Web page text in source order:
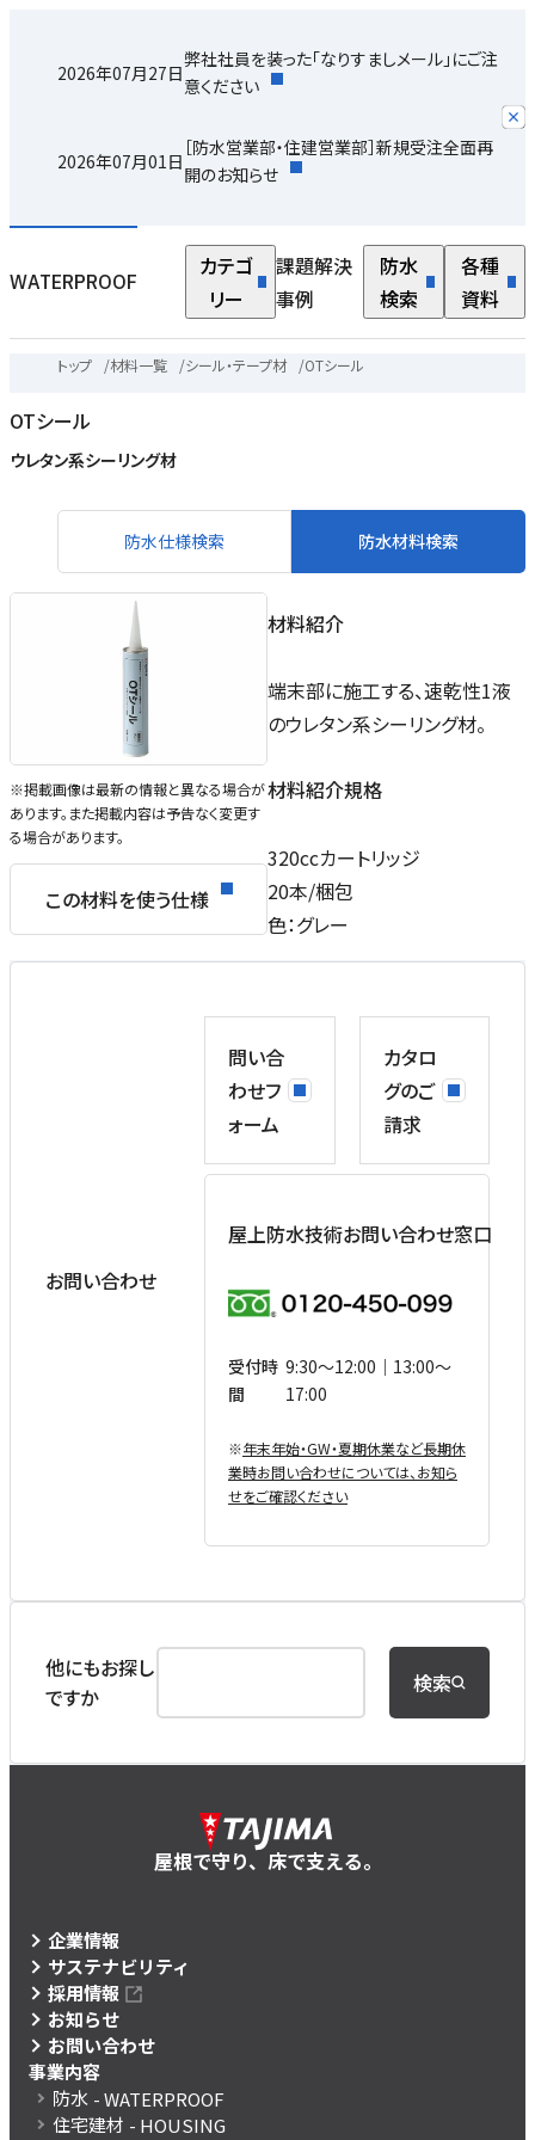
2026年07月27日
弊社社員を装った「なりすましメール」にご注
意ください
2026年07月01日
［防水営業部・住建営業部］新規受注全面再
開のお知らせ
WATERPROOF
カテゴ
リー
課題解決
事例
防水
検索
各種
資料
トップ /材料一覧 /シール・テープ材 /OTシール
OTシール
ウレタン系シーリング材
防水仕様検索 防水材料検索
※掲載画像は最新の情報と異なる場合が
あります。また掲載内容は予告なく変更す
る場合があります。
この材料を使う仕様
材料紹介
端末部に施工する、速乾性1液
のウレタン系シーリング材。
材料紹介規格
320ccカートリッジ
20本/梱包
色：グレー
お問い合わせ
問い合
わせフ
ォーム
カタロ
グのご
請求
屋上防水技術お問い合わせ窓口
受付時
間
9:30〜12:00｜13:00〜
17:00
※年末年始・GW・夏期休業など⻑期休
業時お問い合わせについては、お知ら
せをご確認ください
他にもお探し
ですか
検索
屋根で守り、床で支える。
企業情報
サステナビリティ
採用情報
お知らせ
お問い合わせ
事業内容
防水 - WATERPROOF
住宅建材 - HOUSING